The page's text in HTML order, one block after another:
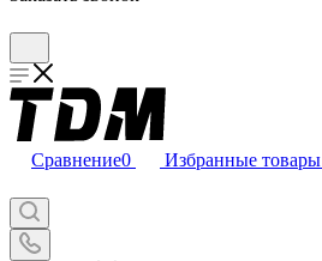
Сравнение0 Избранные товары